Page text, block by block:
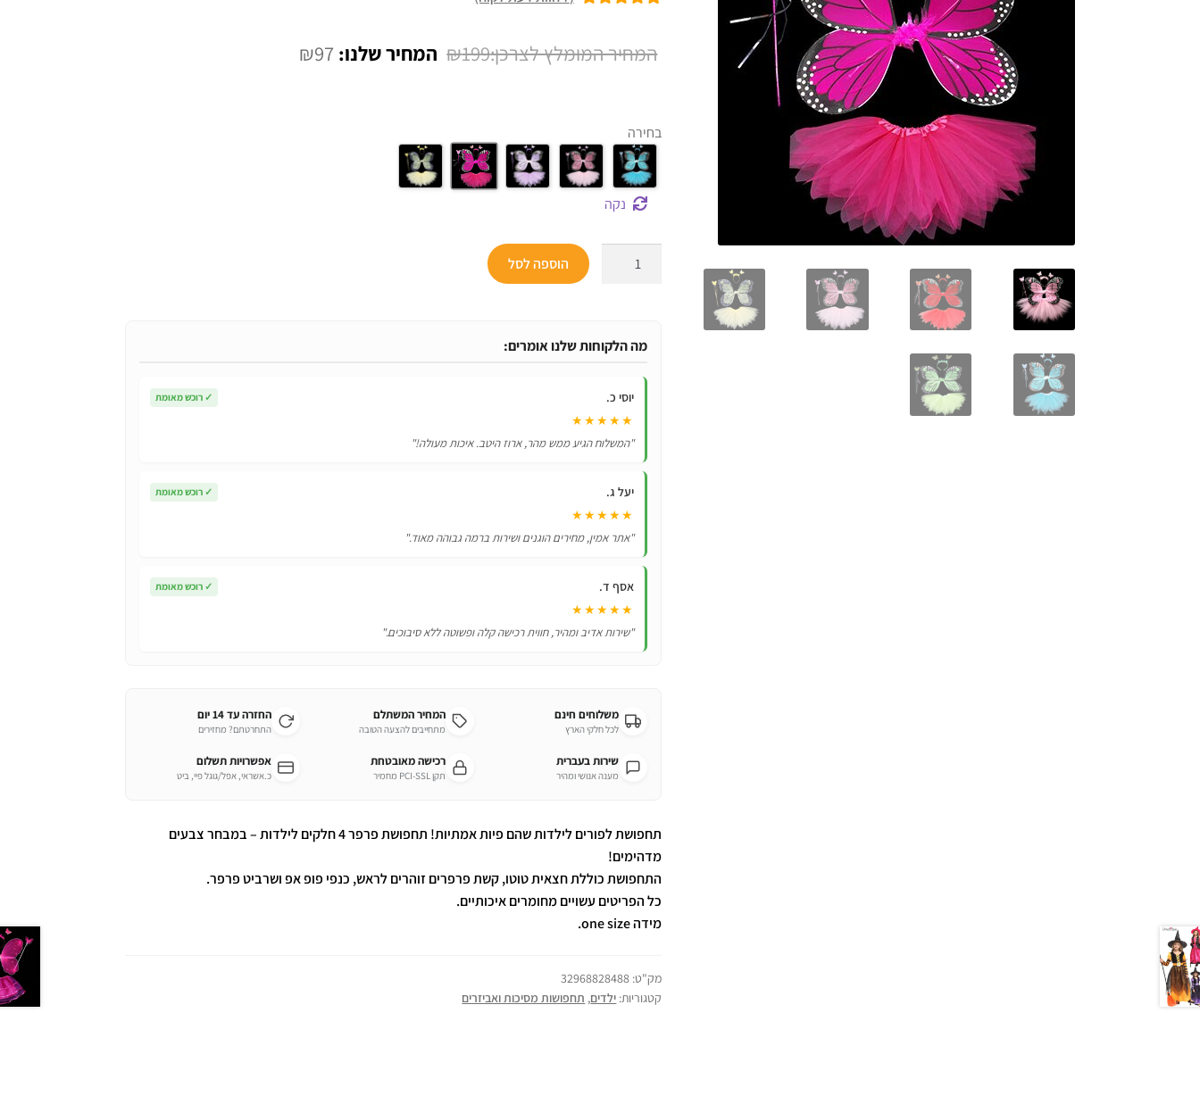
עלדירוגים של
₪199
המחיר
₪199.
₪97 המחיר
בחירה
נקה
מהממות
הוספה לסל
מה הלקוחות שלנו אומרים:
יוסי כ. ✓ רוכש מאומת
★★★★★
"המשלוח הגיע ממש מהר, ארוז היטב. איכות מעולה!"
יעל ג. ✓ רוכש מאומת
★★★★★
"אתר אמין, מחירים הוגנים ושירות ברמה גבוהה מאוד."
אסף ד. ✓ רוכש מאומת
★★★★★
"שירות אדיב ומהיר, חווית רכישה קלה ופשוטה ללא סיבוכים."
משלוחים חינם
לכל חלקי הארץ
המחיר המשתלם
מתחייבים להצעה הטובה
החזרה עד 14 יום
התחרטתם? מחזירים
שירות בעברית
מענה אנושי ומהיר
רכישה מאובטחת
תקן PCI-SSL מחמיר
אפשרויות תשלום
כ.אשראי, אפל/גוגל פיי, ביט
תחפושת לפורים לילדות שהם פיות אמתיות! תחפושת פרפר 4 חלקים לילדות – במבחר צבעים
מדהימים!
התחפושת כוללת חצאית טוטו, קשת פרפרים זוהרים לראש, כנפי פופ אפ ושרביט פרפר.
כל הפריטים עשויים מחומרים איכותיים.
מידה one size.
מק"ט: 32968828488
קטגוריות: ילדים, תחפושות מסיכות ואביזרים